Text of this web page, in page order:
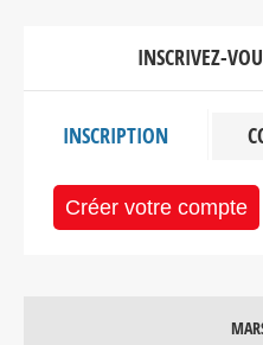
INSCRIVEZ-
INSCRIPTION
Créer votre compte